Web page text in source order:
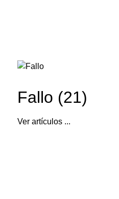
Fallo (21)
Ver artículos ...